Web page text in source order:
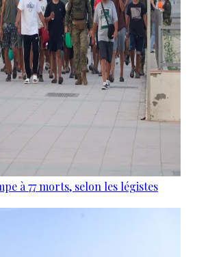
à 77 morts, selon les légistes